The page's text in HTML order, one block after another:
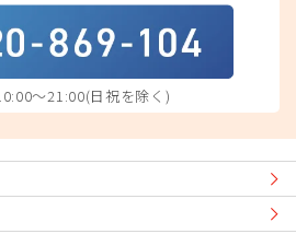
～21:00(日祝を除く)